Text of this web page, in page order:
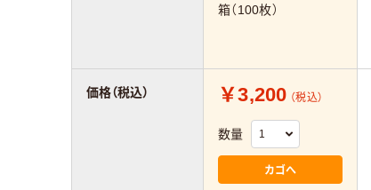
箱（100枚）
￥3,200 （税込）
数量
カゴへ
価格（税込）